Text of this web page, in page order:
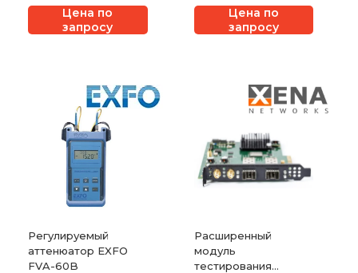
OLP-85 и OLP-85P
Цена по
запросу
MPOLxЦена по
запросу
Регулируемый
аттенюатор EXFO
FVA-60B
Расширенный
модуль
тестирования